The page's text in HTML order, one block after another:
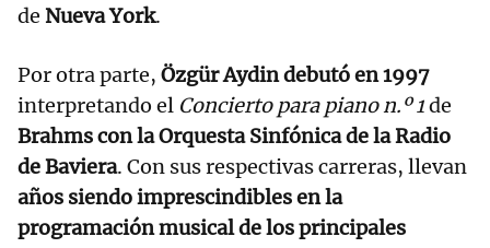
de Nueva York.
Por otra parte, Özgür Aydin debutó en 1997
interpretando el Concierto para piano n.º 1de
Brahms con la Orquesta Sinfónica de la Radio
de Baviera. Con sus respectivas carreras, llevan
años siendo imprescindibles en la
programación musical de los principales